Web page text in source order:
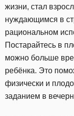
жизни, стал
нуждающимся в
рациональном
Постарайтесь в
можно больше
ребёнка. Это
физически и
заданием в